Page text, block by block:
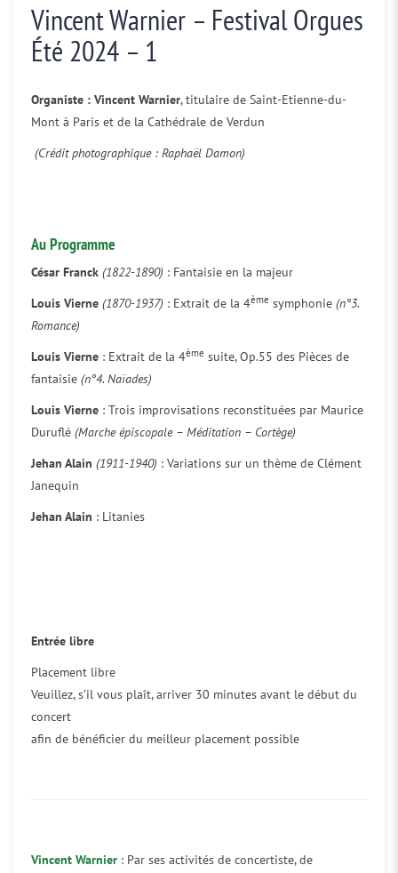
Vincent Warnier – Festival Orgues
Été 2024 – 1
Organiste : Vincent Warnier, titulaire de Saint-Etienne-du-
Mont à Paris et de la Cathédrale de Verdun
(Crédit photographique : Raphaël Damon)
Au Programme
César Franck (1822-1890) : Fantaisie en la majeur
Louis Vierne (1870-1937) : Extrait de la 4ème symphonie (n°3.
Romance)
Louis Vierne : Extrait de la 4ème suite, Op.55 des Pièces de
fantaisie (n°4. Naïades)
Louis Vierne : Trois improvisations reconstituées par Maurice
Duruflé (Marche épiscopale – Méditation – Cortège)
Jehan Alain (1911-1940) : Variations sur un thème de Clément
Janequin
Jehan Alain : Litanies
Entrée libre
Placement libre
Veuillez, s’il vous plaît, arriver 30 minutes avant le début du
concert
afin de bénéficier du meilleur placement possible
Vincent Warnier : Par ses activités de concertiste, de